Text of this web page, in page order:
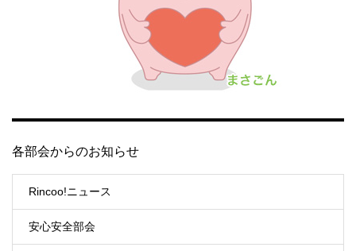
各部会からのお知らせ
Rincoo!ニュース
安心安全部会